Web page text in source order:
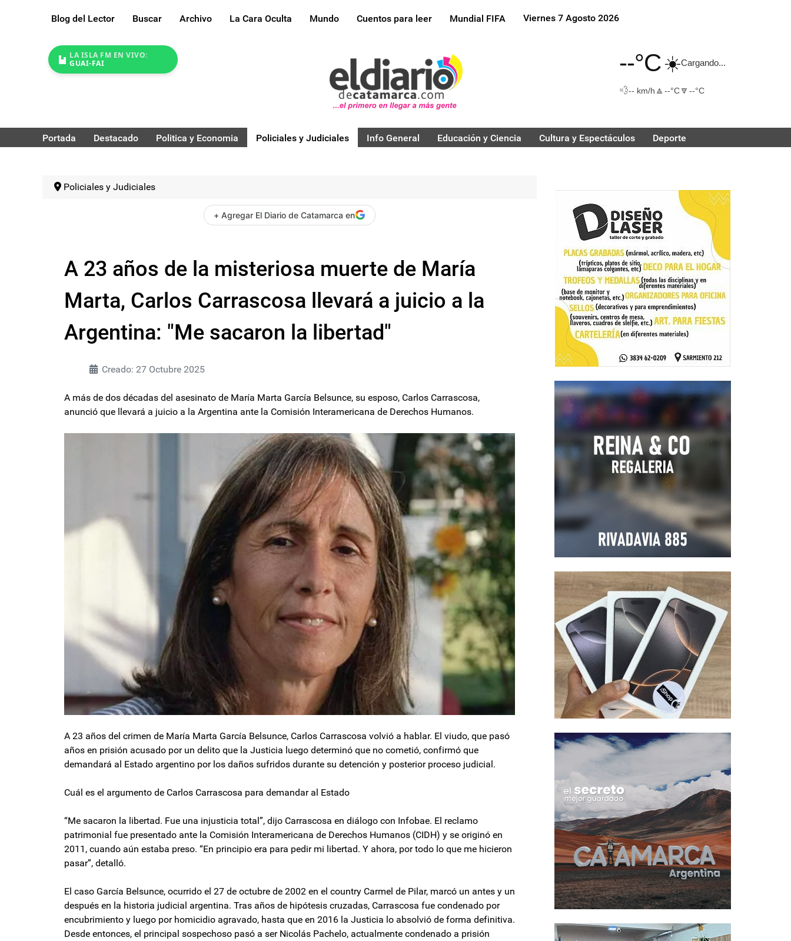
Blog del Lector Buscar Archivo La Cara Oculta Mundo Cuentos para leer Mundial FIFA Viernes 7 Agosto 2026
LA ISLA FM EN VIVO:
GUAI-FAI
--°C☀️Cargando...
💨-- km/h 🔼 --°C🔽 --°C
Portada Destacado Politica y Economia Policiales y Judiciales Info General Educación y Ciencia Cultura y Espectáculos Deporte
Policiales y Judiciales
+ Agregar El Diario de Catamarca en
A 23 años de la misteriosa muerte de María
Marta, Carlos Carrascosa llevará a juicio a la
Argentina: "Me sacaron la libertad"
Creado: 27 Octubre 2025
A más de dos décadas del asesinato de María Marta García Belsunce, su esposo, Carlos Carrascosa,
anunció que llevará a juicio a la Argentina ante la Comisión Interamericana de Derechos Humanos.
A 23 años del crimen de María Marta García Belsunce, Carlos Carrascosa volvió a hablar. El viudo, que pasó
años en prisión acusado por un delito que la Justicia luego determinó que no cometió, confirmó que
demandará al Estado argentino por los daños sufridos durante su detención y posterior proceso judicial.
Cuál es el argumento de Carlos Carrascosa para demandar al Estado
“Me sacaron la libertad. Fue una injusticia total”, dijo Carrascosa en diálogo con Infobae. El reclamo
patrimonial fue presentado ante la Comisión Interamericana de Derechos Humanos (CIDH) y se originó en
2011, cuando aún estaba preso. “En principio era para pedir mi libertad. Y ahora, por todo lo que me hicieron
pasar”, detalló.
El caso García Belsunce, ocurrido el 27 de octubre de 2002 en el country Carmel de Pilar, marcó un antes y un
después en la historia judicial argentina. Tras años de hipótesis cruzadas, Carrascosa fue condenado por
encubrimiento y luego por homicidio agravado, hasta que en 2016 la Justicia lo absolvió de forma definitiva.
Desde entonces, el principal sospechoso pasó a ser Nicolás Pachelo, actualmente condenado a prisión